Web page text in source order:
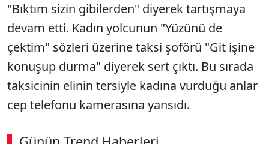
"Bıktım sizin gibilerden" diyerek tartışmaya
devam etti. Kadın yolcunun "Yüzünü de
çektim" sözleri üzerine taksi şoförü "Git işine
konuşup durma" diyerek sert çıktı. Bu sırada
taksicinin elinin tersiyle kadına vurduğu anlar
cep telefonu kamerasına yansıdı.